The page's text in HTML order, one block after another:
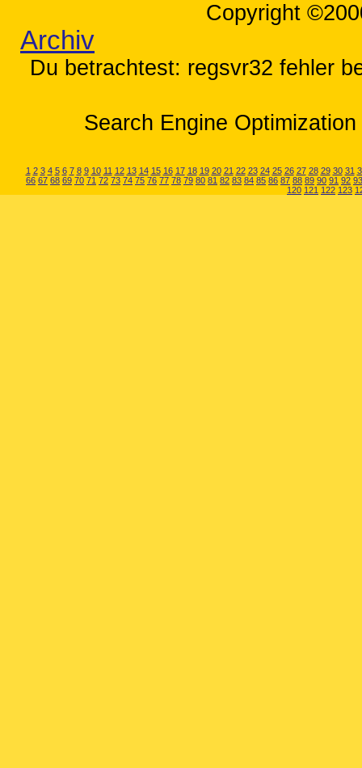
Copyright
Archiv
Du betrachtest: regsvr32 fehler
Search Engine
1 2 3 4 5 6 7 8 9 10 11 12 13 14 15 16 17 18 19 20 21 22 23 24 25 26 27 28 29 30 31
66 67 68 69 70 71 72 73 74 75 76 77 78 79 80 81 82 83 84 85 86 87 88 89 90 91 92 93
120 121 122 123